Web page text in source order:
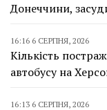
Донеччини,
16:16 6 СЕРПНЯ, 2026
Кількість
автобусу на
16:13 6 СЕРПНЯ, 2026